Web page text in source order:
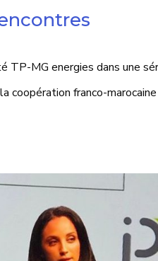
TP-MG energies dans une
coopération franco-marocaine